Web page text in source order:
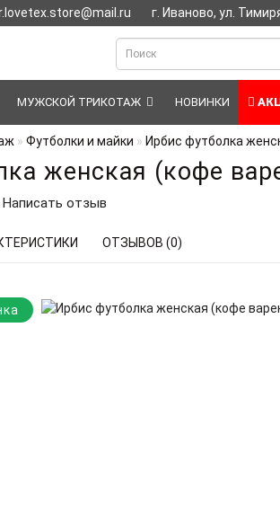
г. Иваново, ул.
МУЖСКОЙ ТРИКОТАЖ НОВИНКИ
Футболки и майки Ирбис футболка
женская (кофе
Написать отзыв
ОТЗЫВОВ (0)